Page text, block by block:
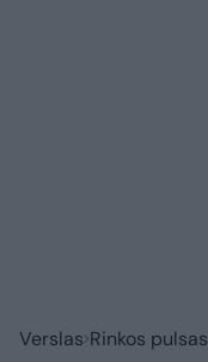
Verslas Rinkos pulsas